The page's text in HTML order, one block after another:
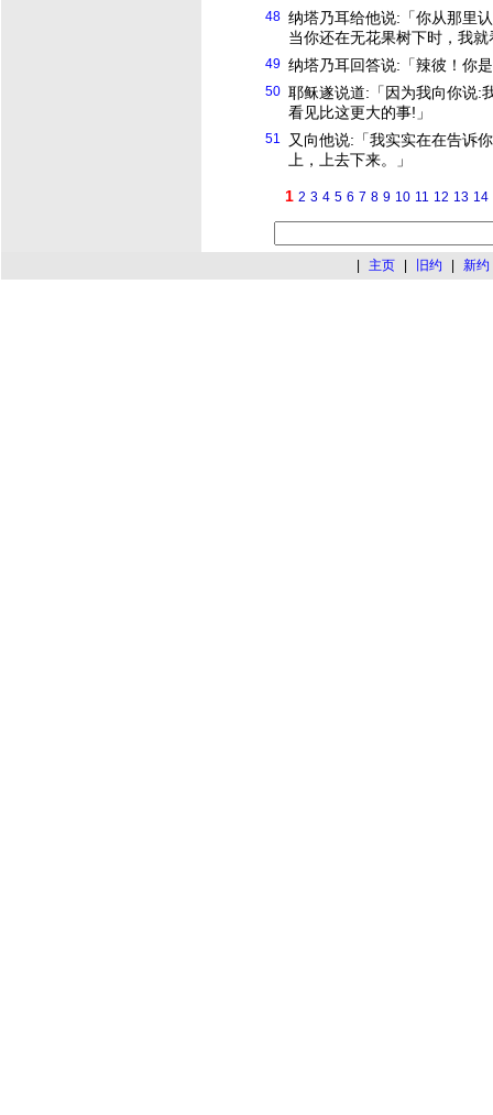
48 纳塔乃耳给他说:「你从那里
当你还在无花果树下时，我
49 纳塔乃耳回答说:「辣彼！你
50 耶稣遂说道:「因为我向你说:
看见比这更大的事!」
51
又向他说:「我实实在在告诉
上，上去下来。」
1 2 3 4 5 6 7 8 9 10 11 12 13 14
| 主页 | 旧约 | 新约